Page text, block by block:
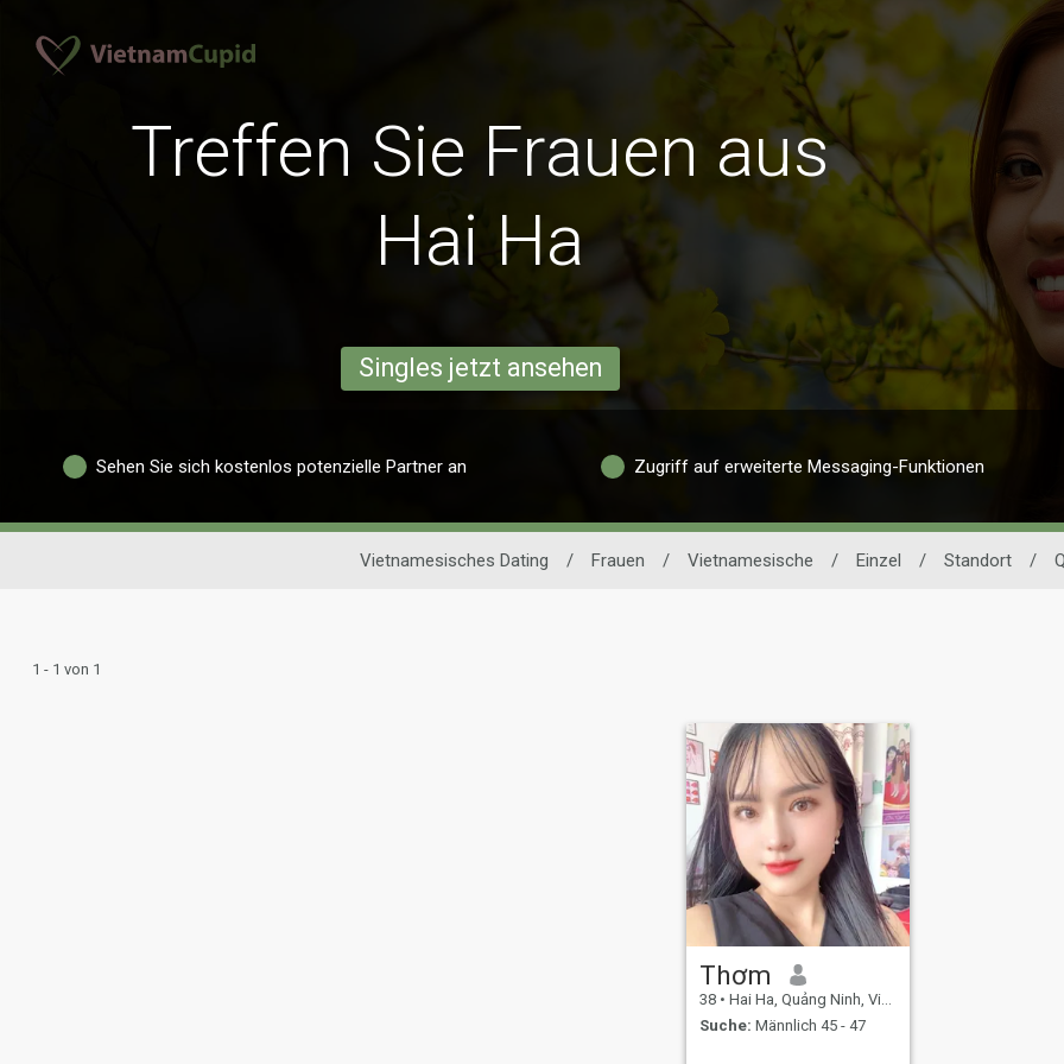
Treffen Sie Frauen aus
Hai Ha
Singles jetzt ansehen
Sehen Sie sich kostenlos potenzielle Partner an Zugriff auf erweiterte Messaging-Funktionen
Vietnamesisches Dating / Frauen / Vietnamesische / Einzel / Standort /
1 - 1 von 1
Thơm
38 • Hai Ha, Quảng Ninh, Vietnam
Suche: Männlich 45 - 47